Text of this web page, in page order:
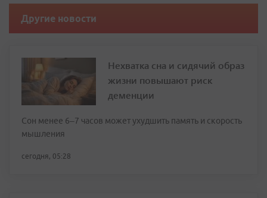
Другие новости
Нехватка сна и сидячий образ
жизни повышают риск
деменции
Сон менее 6–7 часов может ухудшить память и скорость
мышления
сегодня, 05:28